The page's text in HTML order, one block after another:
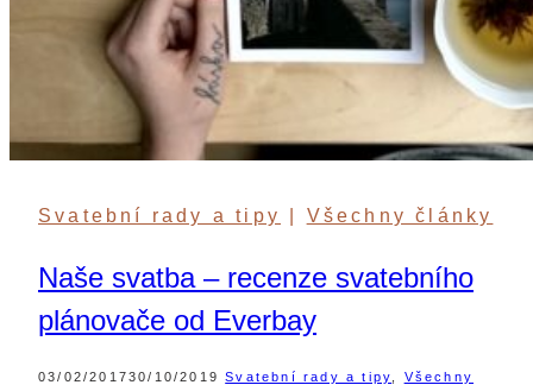
Svatební rady a tipy Všechny články
Naše svatba – recenze svatebního
plánovače od Everbay
03/02/201730/10/2019 Svatební rady a tipy
Všechny